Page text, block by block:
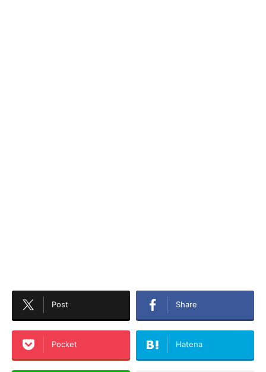
Post Share
Pocket Hatena